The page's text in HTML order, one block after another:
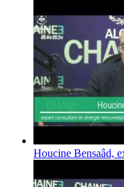
Houcine Bensaâd,